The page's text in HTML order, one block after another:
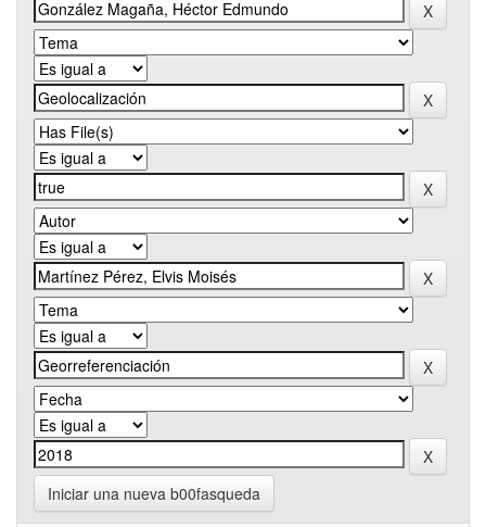
Iniciar una nueva b00fasqueda